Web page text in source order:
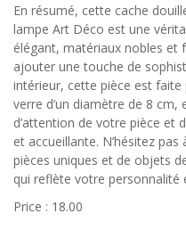
En résumé, cette cache
lampe Art Déco est une
élégant, matériaux nobles et
ajouter une touche de
intérieur, cette pièce est
verre d’un diamètre de 8
d’attention de votre pièce et
et accueillante. N’hésitez
pièces uniques et de objets
qui reflète votre personnalité
Price : 18.00